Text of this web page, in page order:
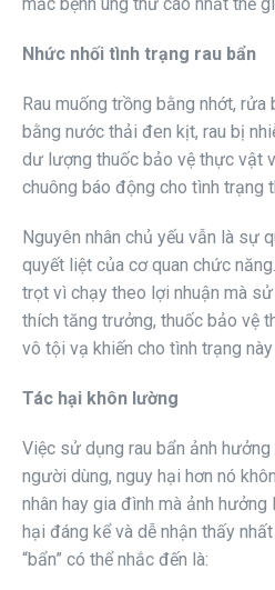
Nhức nhối tình trạng rau bẩn
Rau muống trồng bằng nhớt, rửa
bằng nước thải đen kịt, rau bị
dư lượng thuốc bảo vệ thực vật
chuông báo động cho tình trạng
Nguyên nhân chủ yếu vẫn là sự
quyết liệt của cơ quan chức
trọt vì chạy theo lợi nhuận mà
thích tăng trưởng, thuốc bảo vệ
vô tội vạ khiến cho tình trạng
Tác hại khôn lường
Việc sử dụng rau bẩn ảnh
người dùng, nguy hại hơn nó
nhân hay gia đình mà ảnh
hại đáng kể và dễ nhận thấy
“bẩn” có thể nhắc đến là: